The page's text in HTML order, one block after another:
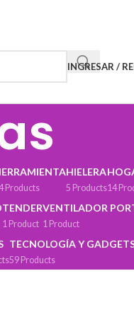
INGRESAR /
Products
HIELERA
5 Products14
TENDER
1 Product
VENTILADOR
1 Product
TECNOLOGÍA Y
59 Products